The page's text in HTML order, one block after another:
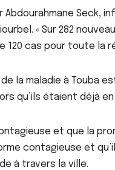
Abdourahmane Seck,
« Sur 282
120 cas pour toute la
la maladie à Touba
qu’ils étaient déjà
et que la
contagieuse et
à travers la ville.